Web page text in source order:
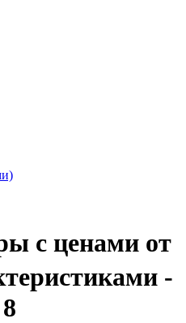
с ценами от
-